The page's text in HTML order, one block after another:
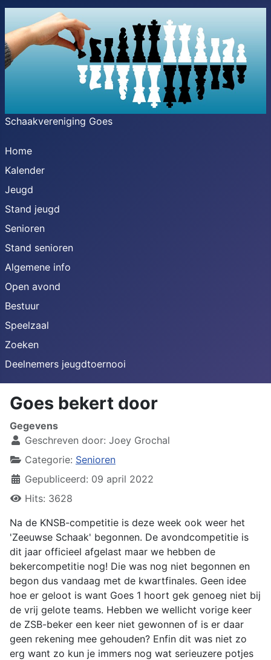
Schaakvereniging Goes
Home
Kalender
Jeugd
Stand jeugd
Senioren
Stand senioren
Algemene info
Open avond
Bestuur
Speelzaal
Zoeken
Deelnemers jeugdtoernooi
Goes bekert door
Gegevens
Geschreven door: Joey Grochal
Categorie: Senioren
Gepubliceerd: 09 april 2022
Hits: 3628
Na de KNSB-competitie is deze week ook weer het
'Zeeuwse Schaak' begonnen. De avondcompetitie is
dit jaar officieel afgelast maar we hebben de
bekercompetitie nog! Die was nog niet begonnen en
begon dus vandaag met de kwartfinales. Geen idee
hoe er geloot is want Goes 1 hoort gek genoeg niet bij
de vrij gelote teams. Hebben we wellicht vorige keer
de ZSB-beker een keer niet gewonnen of is er daar
geen rekening mee gehouden? Enfin dit was niet zo
erg want zo kun je immers nog wat serieuzere potjes